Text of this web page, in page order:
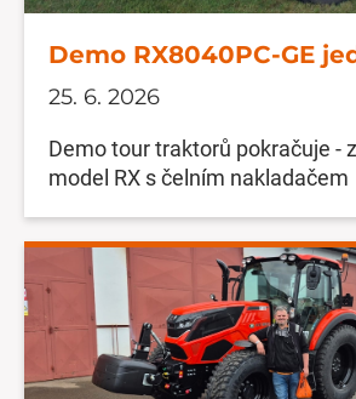
Demo RX8040PC-GE
25. 6. 2026
Demo tour traktorů pokračuje -
model RX s čelním nakladačem